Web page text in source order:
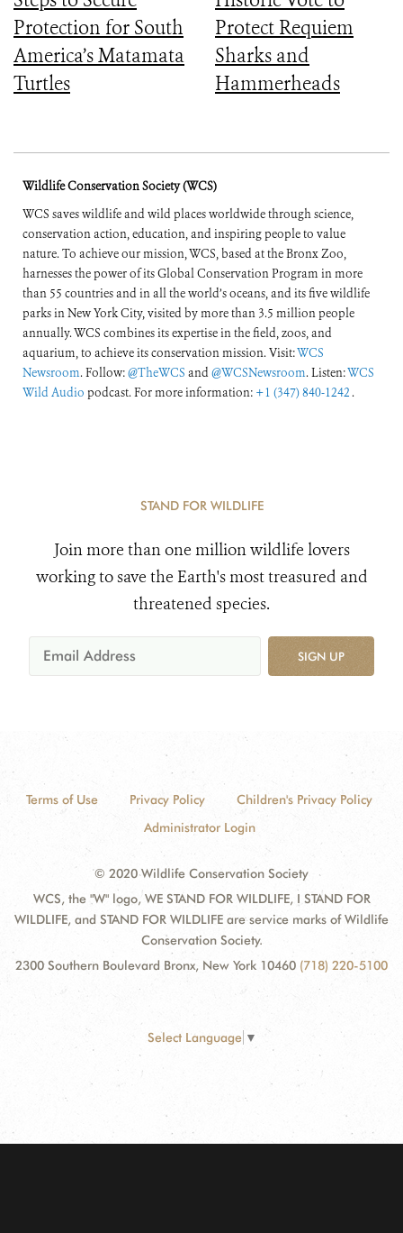
Protection for South
America’s Matamata
Turtles
Protect Requiem
Sharks and
Hammerheads
Wildlife Conservation Society (WCS)
WCS saves wildlife and wild places worldwide through science,
conservation action, education, and inspiring people to value
nature. To achieve our mission, WCS, based at the Bronx Zoo,
harnesses the power of its Global Conservation Program in more
than 55 countries and in all the world’s oceans, and its five wildlife
parks in New York City, visited by more than 3.5 million people
annually. WCS combines its expertise in the field, zoos, and
aquarium, to achieve its conservation mission. Visit:WCS
Newsroom. Follow:@TheWCS and@WCSNewsroom. Listen:WCS
Wild Audio podcast. For more information: +1 (347) 840-1242 .
STAND FOR WILDLIFE
Join more than one million wildlife lovers
working to save the Earth's most treasured and
threatened species.
SIGN UP
Terms of Use Privacy Policy
Children's Privacy Policy
Administrator Login
© 2020 Wildlife Conservation Society
WCS, the "W" logo, WE STAND FOR WILDLIFE, I STAND FOR
WILDLIFE, and STAND FOR WILDLIFE are service marks of Wildlife
Conservation Society.
2300 Southern Boulevard Bronx, New York 10460 (718) 220-5100
Select Language ▼